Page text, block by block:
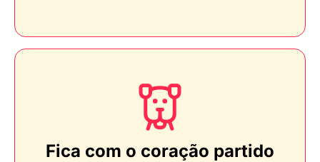
Fica com o coração partido